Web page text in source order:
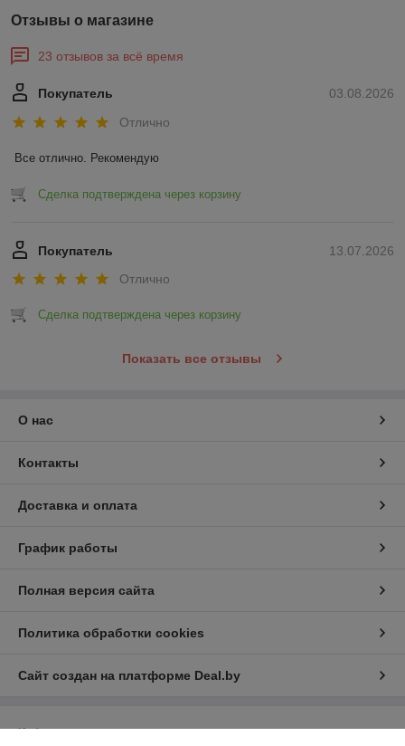
Отзывы о магазине
23 отзывов за всё время
03.08.2026
Покупатель
Отлично
Все отлично. Рекомендую
Сделка подтверждена через корзину
13.07.2026
Покупатель
Отлично
Сделка подтверждена через корзину
Показать все отзывы
О нас
Контакты
Доставка и оплата
График работы
Полная версия сайта
Политика обработки cookies
Сайт создан на платформе Deal.by
Информация для покупателя